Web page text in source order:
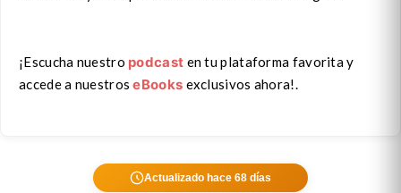
¡Escucha nuestro podcast en tu plataforma favorita y
accede a nuestroseBooks exclusivos ahora!.
Actualizado hace 68 días